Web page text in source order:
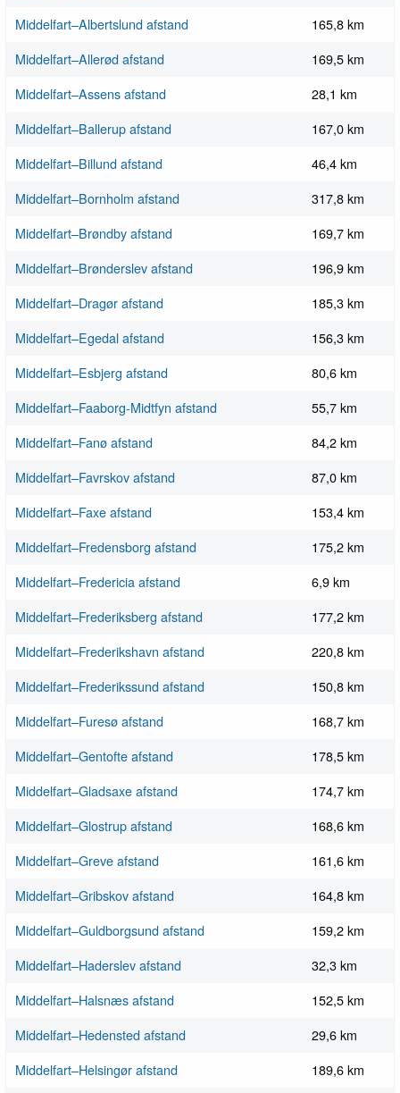
Middelfart–Albertslund afstand
165,8 km
Middelfart–Allerød afstand
169,5 km
Middelfart–Assens afstand
28,1 km
Middelfart–Ballerup afstand
167,0 km
Middelfart–Billund afstand
46,4 km
Middelfart–Bornholm afstand
317,8 km
Middelfart–Brøndby afstand
169,7 km
Middelfart–Brønderslev afstand
196,9 km
Middelfart–Dragør afstand
185,3 km
Middelfart–Egedal afstand
156,3 km
Middelfart–Esbjerg afstand
80,6 km
Middelfart–Faaborg-Midtfyn afstand
55,7 km
Middelfart–Fanø afstand
84,2 km
Middelfart–Favrskov afstand
87,0 km
Middelfart–Faxe afstand
153,4 km
Middelfart–Fredensborg afstand
175,2 km
Middelfart–Fredericia afstand
6,9 km
Middelfart–Frederiksberg afstand
177,2 km
Middelfart–Frederikshavn afstand
220,8 km
Middelfart–Frederikssund afstand
150,8 km
Middelfart–Furesø afstand
168,7 km
Middelfart–Gentofte afstand
178,5 km
Middelfart–Gladsaxe afstand
174,7 km
Middelfart–Glostrup afstand
168,6 km
Middelfart–Greve afstand
161,6 km
Middelfart–Gribskov afstand
164,8 km
Middelfart–Guldborgsund afstand
159,2 km
Middelfart–Haderslev afstand
32,3 km
Middelfart–Halsnæs afstand
152,5 km
Middelfart–Hedensted afstand
29,6 km
Middelfart–Helsingør afstand
189,6 km